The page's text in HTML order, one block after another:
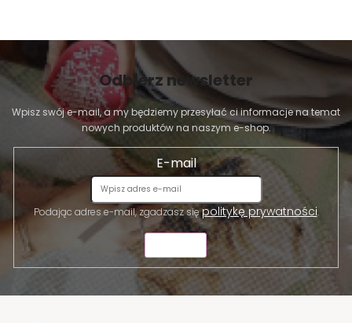
Odbierz newsletter
Wpisz swój e-mail, a my będziemy przesyłać ci informacje na temat
nowych produktów na naszym e-shop.
E-mail
Podając adres e-mail, zgadzasz siępolitykę prywatności.